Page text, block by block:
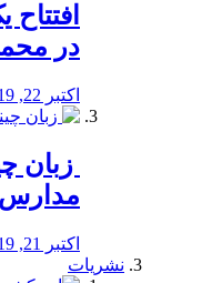
در
اکتبر 22, 2019
زبان
اکتبر 21, 2019
نشریات